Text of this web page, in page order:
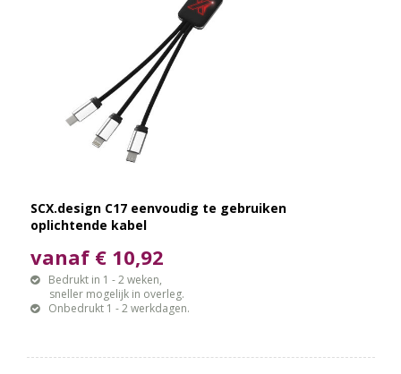
SCX.design C17 eenvoudig te gebruiken
oplichtende kabel
vanaf € 10,92
Bedrukt in 1 - 2 weken,
sneller mogelijk in overleg.
Onbedrukt 1 - 2 werkdagen.